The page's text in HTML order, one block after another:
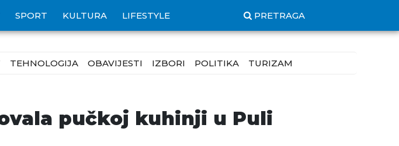
SPORT KULTURA LIFESTYLE PRETRAGA
TEHNOLOGIJA OBAVIJESTI IZBORI POLITIKA TURIZAM
pučkoj kuhinji u Puli